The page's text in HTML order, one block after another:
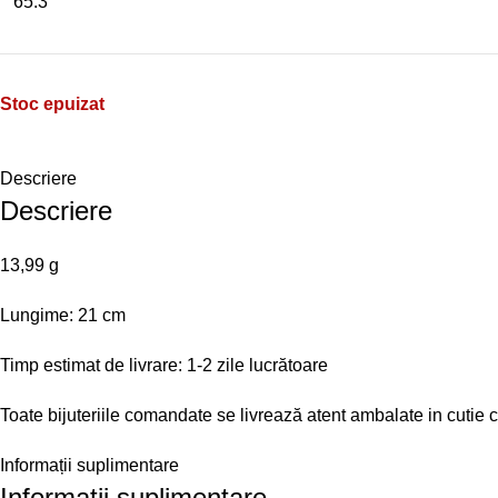
Stoc epuizat
Descriere
Descriere
13,99 g
Lungime: 21 cm
Timp estimat de livrare: 1-2 zile lucrătoare
Toate bijuteriile comandate se livrează atent ambalate in cutie
Informații suplimentare